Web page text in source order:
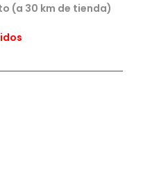
(a 30 km de tienda)